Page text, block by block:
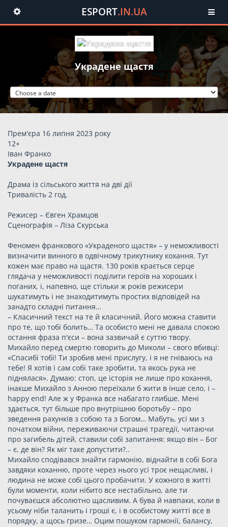
Toggle
navigation
ESPORT.IN.UA
Украдене щастя
Прем'єра 16 липня 2023 року
12+
Іван Франко
Украдене щастя
Драма із сільського життя на дві дії
Тривалість 2 год.
Режисер – Євген Храмцов
Сценографія – Ліза Скурська
Феномен франкового «Украденого щастя» – у неможливості
визначити винного в одвічному трикутнику кохання. Тут
кожен має право на щастя. 130 років крається серце
глядача у неможливості поділити героїв на хороших і
поганих, і, напевно, ще стільки ж років режисери
шукатимуть і не знаходитимуть простих відповідей на
занадто складні питання…
– Класичний текст на те й класичний. Його можна ставити
про те, що тобі болить… Та особисто мені не давала спокою
остання фраза п'єси – вона зазвичай є суттю твору.
Михайло перед смертю говорить до Миколи – свого вбивці:
«Спасибі тобі! Ти зробив мені прислугу, і я не гніваюсь на
тебе! Я хотів і сам собі таке зробити, та якось рука не
піднялася». Думаю: стоп, це історія не лише про кохання,
інакше Михайло з Анною переїхали б жити в інше село, і –
happy end! Але ж у Франка все набагато глибше. Мені
здається, тут більше про внутрішню боротьбу – про
зведення рахунків з собою та з Богом… Мабуть, усі ми з
початком війни, переживаючи страшні трагедії, читаючи
про загибель дітей, ставили собі запитання: якщо він – Бог
– є, де він? Як міг таке допустити?..
Михайло сподівався знайти гармонію, віднайти в собі Бога
завдяки коханню, проте через нього усі троє нещасливі, і
людина не може собі цього пробачити. У кожного в житті
були моменти, коли нібито все нестабільно, але ти
почуваєшся абсолютно щасливим. А бува й навпаки, коли в
усьому ніби таланить і гроші є, і в особистому житті все в
порядку, а щось гризе… Оцим пошуком гармонії, балансу,